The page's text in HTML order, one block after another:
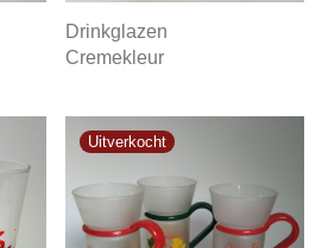
Drinkglazen
Cremekleur